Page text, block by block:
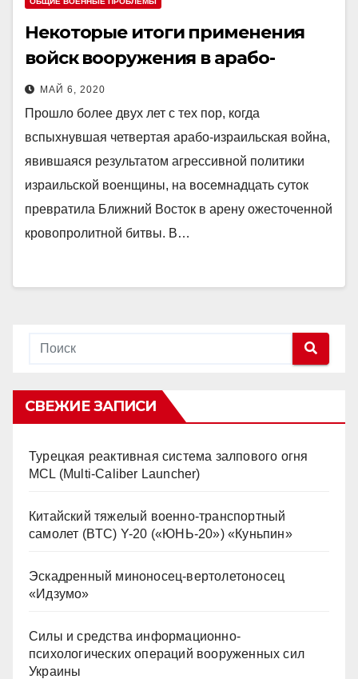
Некоторые итоги применения
войск вооружения в арабо-
израильской войне 1973 года
МАЙ 6, 2020
Прошло более двух лет с тех пор, когда
вспыхнувшая четвертая арабо-израильская война,
явившаяся результатом агрессивной политики
израильской военщины, на восемнадцать суток
превратила Ближний Восток в арену ожесточенной
кровопролитной битвы. В…
СВЕЖИЕ ЗАПИСИ
Турецкая реактивная система залпового огня
MCL (Multi-Caliber Launcher)
Китайский тяжелый военно-транспортный
самолет (BTC) Y-20 («ЮНЬ-20») «Куньпин»
Эскадренный миноносец-вертолетоносец
«Идзумо»
Силы и средства информационно-
психологических операций вооруженных сил
Украины